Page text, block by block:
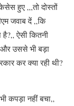
हुए ,,,तो दोस्तों
जवाब दें ,,कि
ऐसी कितनी
उससे भी बड़ा
कर क्या रही थी?
कपड़ा नहीं बचा,,